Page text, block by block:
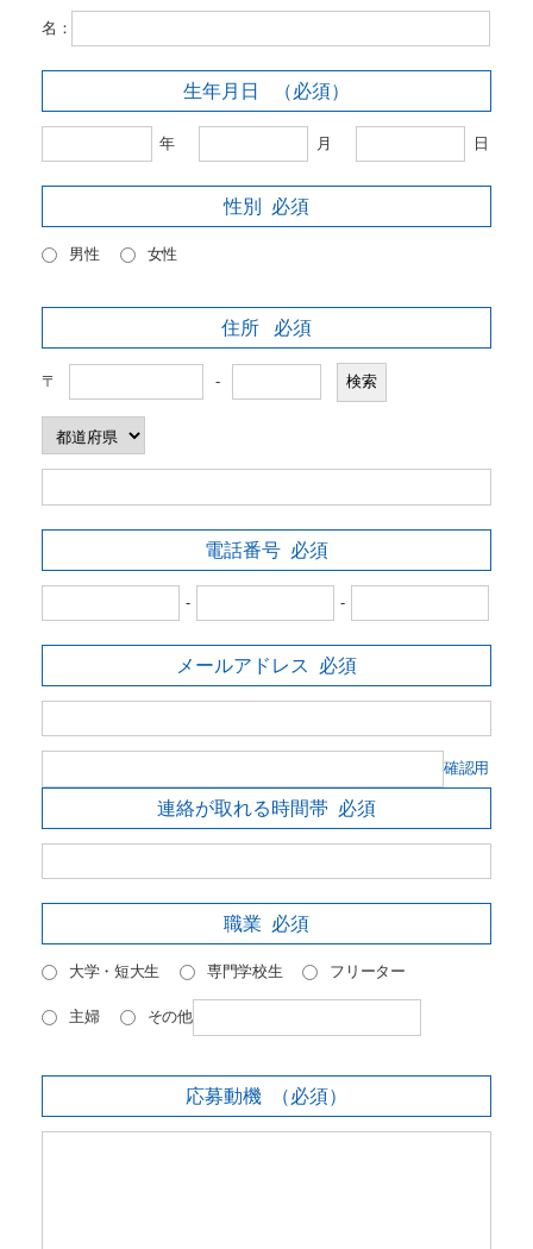
名：
生年月日 （必須）
年 月 日
性別 必須
男性 女性
住所 必須
〒 -
電話番号 必須
- -
メールアドレス 必須
確認用
連絡が取れる時間帯 必須
職業 必須
大学・短大生 専門学校生 フリーター
主婦 その他
応募動機 （必須）